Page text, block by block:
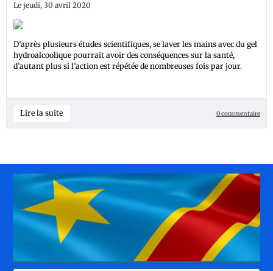
Le jeudi, 30 avril 2020
D’après plusieurs études scientifiques, se laver les mains avec du gel
hydroalcoolique pourrait avoir des conséquences sur la santé,
d’autant plus si l’action est répétée de nombreuses fois par jour.
Lire la suite 0 commentaire